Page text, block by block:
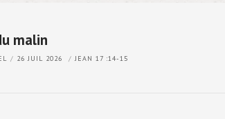
malin
26 JUIL 2026 JEAN 17 :14-15